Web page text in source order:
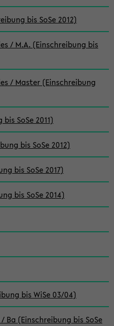
bis SoSe 2012)
/ M.A. (Einschreibung bis
/ Master (Einschreibung
SoSe 2011)
bis SoSe 2012)
bis SoSe 2017)
bis SoSe 2014)
bis WiSe 03/04)
Ba (Einschreibung bis SoSe